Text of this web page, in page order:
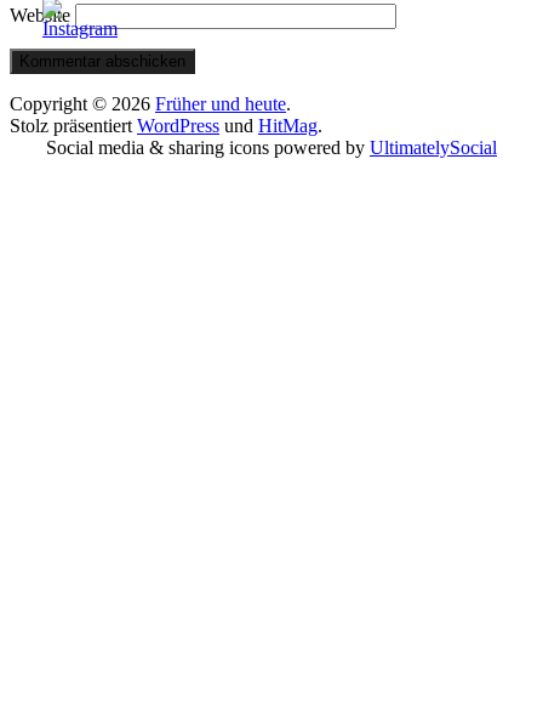
Website
Copyright © 2026 Früher und heute.
Stolz präsentiert WordPress und HitMag.
Social media & sharing icons powered by UltimatelySocial